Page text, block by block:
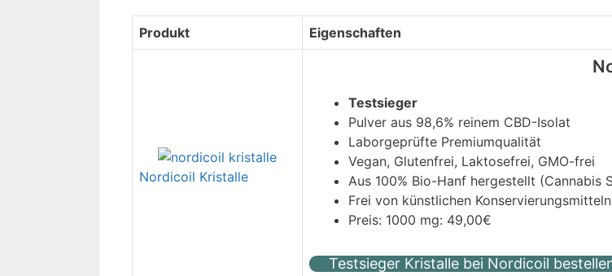
Produkt Eigenschaften
Nordicoil Kristalle
Testsieger
Pulver aus 98,6% reinem CBD-Isolat
Laborgeprüfte Premiumqualität
Vegan, Glutenfrei, Laktosefrei, GMO-frei
Aus 100% Bio-Hanf hergestellt (Cannabis
Frei von künstlichen
Preis: 1000 mg: 49,00€
Testsieger Kristalle bei Nordicoil